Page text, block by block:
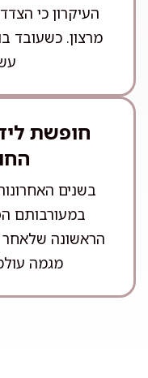
העיקרון כי
מרצון. כשעובד
חופשת
בשנים
במעורבותם
הראשונה שלאחר
מגמה